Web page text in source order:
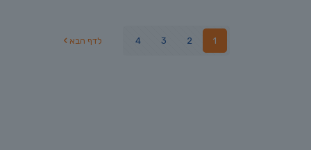
1
2
3
4 לדף הבא